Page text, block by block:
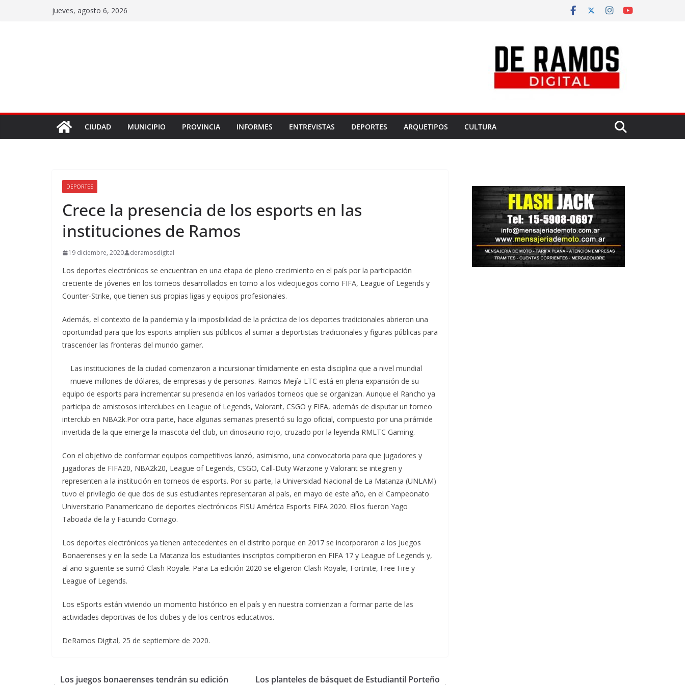
jueves, agosto 6, 2026
CIUDAD MUNICIPIO PROVINCIA INFORMES ENTREVISTAS DEPORTES ARQUETIPOS CULTURA
DEPORTES
Crece la presencia de los esports en las
instituciones de Ramos
19 diciembre, 2020 deramosdigital
Los deportes electrónicos se encuentran en una etapa de pleno crecimiento en el país por la participación
creciente de jóvenes en los torneos desarrollados en torno a los videojuegos como FIFA, League of Legends y
Counter-Strike, que tienen sus propias ligas y equipos profesionales.
Además, el contexto de la pandemia y la imposibilidad de la práctica de los deportes tradicionales abrieron una
oportunidad para que los esports amplíen sus públicos al sumar a deportistas tradicionales y figuras públicas para
trascender las fronteras del mundo gamer.
Las instituciones de la ciudad comenzaron a incursionar tímidamente en esta disciplina que a nivel mundial
mueve millones de dólares, de empresas y de personas. Ramos Mejía LTC está en plena expansión de su
equipo de esports para incrementar su presencia en los variados torneos que se organizan. Aunque el Rancho ya
participa de amistosos interclubes en League of Legends, Valorant, CSGO y FIFA, además de disputar un torneo
interclub en NBA2k.Por otra parte, hace algunas semanas presentó su logo oficial, compuesto por una pirámide
invertida de la que emerge la mascota del club, un dinosaurio rojo, cruzado por la leyenda RMLTC Gaming.
Con el objetivo de conformar equipos competitivos lanzó, asimismo, una convocatoria para que jugadores y
jugadoras de FIFA20, NBA2k20, League of Legends, CSGO, Call-Duty Warzone y Valorant se integren y
representen a la institución en torneos de esports. Por su parte, la Universidad Nacional de La Matanza (UNLAM)
tuvo el privilegio de que dos de sus estudiantes representaran al país, en mayo de este año, en el Campeonato
Universitario Panamericano de deportes electrónicos FISU América Esports FIFA 2020. Ellos fueron Yago
Taboada de la y Facundo Cornago.
Los deportes electrónicos ya tienen antecedentes en el distrito porque en 2017 se incorporaron a los Juegos
Bonaerenses y en la sede La Matanza los estudiantes inscriptos compitieron en FIFA 17 y League of Legends y,
al año siguiente se sumó Clash Royale. Para La edición 2020 se eligieron Clash Royale, Fortnite, Free Fire y
League of Legends.
Los eSports están viviendo un momento histórico en el país y en nuestra comienzan a formar parte de las
actividades deportivas de los clubes y de los centros educativos.
DeRamos Digital, 25 de septiembre de 2020.
Los juegos bonaerenses tendrán su edición Los planteles de básquet de Estudiantil Porteño